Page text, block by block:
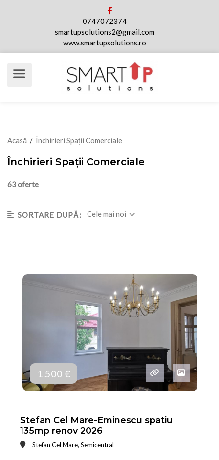
0747072374
smartupsolutions2@gmail.com
www.smartupsolutions.ro
Acasă / Închirieri Spații Comerciale
Închirieri Spații Comerciale
63 oferte
SORTARE DUPĂ: Cele mai noi
1.500 €
Stefan Cel Mare-Eminescu spatiu
135mp renov 2026
Stefan Cel Mare, Semicentral